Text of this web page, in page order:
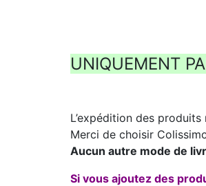
UNIQUEMENT
L’expédition des
Merci de choisir
Aucun autre mode de
Si vous ajoutez des